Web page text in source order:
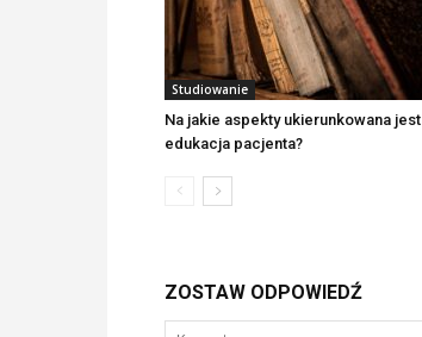
Studiowanie
Na jakie aspekty ukierunkowana jest
edukacja pacjenta?
ZOSTAW ODPOWIEDŹ